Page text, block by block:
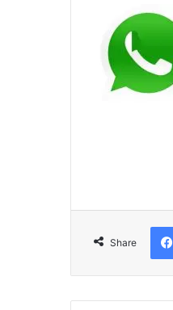
Share